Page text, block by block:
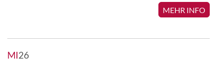
MEHR INFO
MI26